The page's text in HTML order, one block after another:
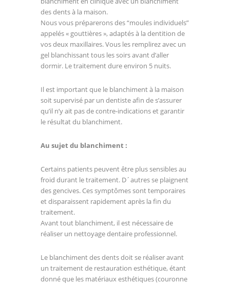
des dents à la maison.
Nous vous préparerons des “moules individuels”
appelés « gouttières », adaptés à la dentition de
vos deux maxillaires. Vous les remplirez avec un
gel blanchissant tous les soirs avant d’aller
dormir. Le traitement dure environ 5 nuits.
Il est important que le blanchiment à la maison
soit supervisé par un dentiste afin de s’assurer
qu’il n’y ait pas de contre-indications et garantir
le résultat du blanchiment.
Au sujet du blanchiment :
Certains patients peuvent être plus sensibles au
froid durant le traitement. D´autres se plaignent
des gencives. Ces symptômes sont temporaires
et disparaissent rapidement après la fin du
traitement.
Avant tout blanchiment, il est nécessaire de
réaliser un nettoyage dentaire professionnel.
Le blanchiment des dents doit se réaliser avant
un traitement de restauration esthétique, étant
donné que les matériaux esthétiques (couronne